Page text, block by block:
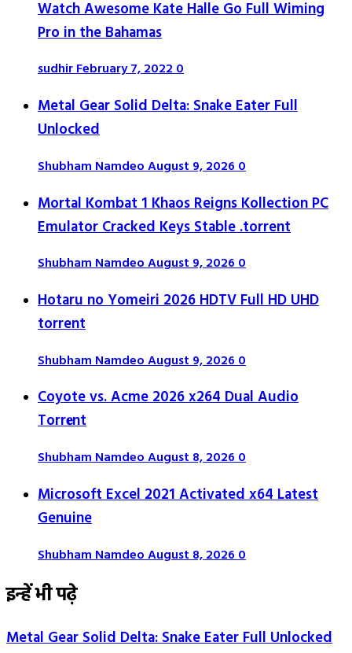
Watch Awesome Kate Halle Go Full Wiming
Pro in the Bahamas
sudhirFebruary 7, 20220
Metal Gear Solid Delta: Snake Eater Full
Unlocked
Shubham NamdeoAugust 9, 20260
Mortal Kombat 1 Khaos Reigns Kollection PC
Emulator Cracked Keys Stable .torrent
Shubham NamdeoAugust 9, 20260
Hotaru no Yomeiri 2026 HDTV Full HD UHD
torrent
Shubham NamdeoAugust 9, 20260
Coyote vs. Acme 2026 x264 Dual Audio
Torr𝐞nt
Shubham NamdeoAugust 8, 20260
Microsoft Excel 2021 Activated x64 Latest
Genuine
Shubham NamdeoAugust 8, 20260
इन्हें भी पढ़े
Metal Gear Solid Delta: Snake Eater Full Unlocked